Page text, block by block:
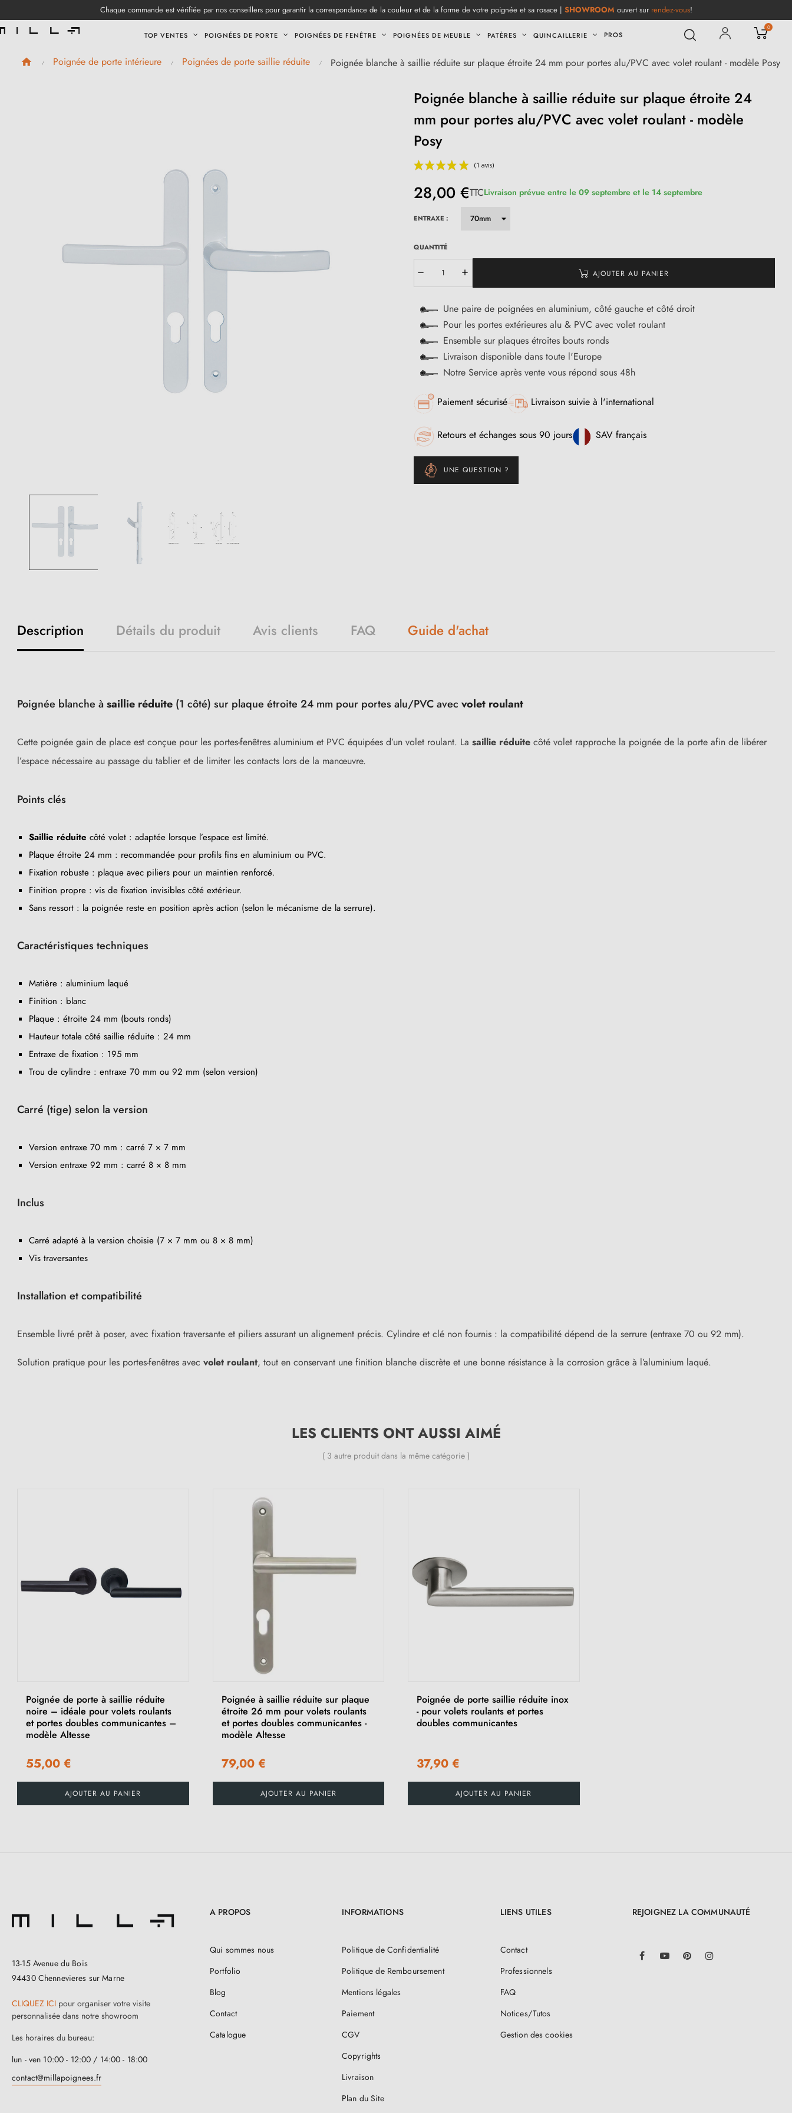
Chaque commande est vérifiée par nos conseillers pour garantir la correspondance de la couleur et de la forme de votre poignée et sa rosace | SHOWROOM ouvert sur rendez-vous!
TOP VENTES POIGNÉES DE PORTE POIGNÉES DE FENÊTRE POIGNÉES DE MEUBLE PATÈRES QUINCAILLERIE PROS
0
Poignée de porte intérieure Poignées de porte saillie réduite Poignée blanche à saillie réduite sur plaque étroite 24 mm pour portes alu/PVC avec volet roulant - modèle Posy
Poignée blanche à saillie réduite sur plaque étroite 24
mm pour portes alu/PVC avec volet roulant - modèle
Posy
(1 avis)
28,00 €TTCLivraison prévue entre le 09 septembre et le 14 septembre
ENTRAXE :
QUANTITÉ
AJOUTER AU PANIER
Une paire de poignées en aluminium, côté gauche et côté droit
Pour les portes extérieures alu & PVC avec volet roulant
Ensemble sur plaques étroites bouts ronds
Livraison disponible dans toute l'Europe
Notre Service après vente vous répond sous 48h
Paiement sécurisé Livraison suivie à l'international
Retours et échanges sous 90 jours SAV français
UNE QUESTION ?
Description Détails du produit Avis clients FAQ Guide d'achat
Poignée blanche àsaillie réduite (1 côté) sur plaque étroite 24 mm pour portes alu/PVC avec volet roulant
Cette poignée gain de place est conçue pour les portes-fenêtres aluminium et PVC équipées d’un volet roulant. La saillie réduite côté volet rapproche la poignée de la porte afin de libérer
l’espace nécessaire au passage du tablier et de limiter les contacts lors de la manœuvre.
Points clés
Saillie réduite côté volet : adaptée lorsque l’espace est limité.
Plaque étroite 24 mm : recommandée pour profils fins en aluminium ou PVC.
Fixation robuste : plaque avec piliers pour un maintien renforcé.
Finition propre : vis de fixation invisibles côté extérieur.
Sans ressort : la poignée reste en position après action (selon le mécanisme de la serrure).
Caractéristiques techniques
Matière : aluminium laqué
Finition : blanc
Plaque : étroite 24 mm (bouts ronds)
Hauteur totale côté saillie réduite : 24 mm
Entraxe de fixation : 195 mm
Trou de cylindre : entraxe 70 mm ou 92 mm (selon version)
Carré (tige) selon la version
Version entraxe 70 mm : carré 7 × 7 mm
Version entraxe 92 mm : carré 8 × 8 mm
Inclus
Carré adapté à la version choisie (7 × 7 mm ou 8 × 8 mm)
Vis traversantes
Installation et compatibilité
Ensemble livré prêt à poser, avec fixation traversante et piliers assurant un alignement précis. Cylindre et clé non fournis : la compatibilité dépend de la serrure (entraxe 70 ou 92 mm).
Solution pratique pour les portes-fenêtres avec volet roulant, tout en conservant une finition blanche discrète et une bonne résistance à la corrosion grâce à l’aluminium laqué.
LES CLIENTS ONT AUSSI AIMÉ
( 3 autre produit dans la même catégorie )
Poignée de porte à saillie réduite
noire – idéale pour volets roulants
et portes doubles communicantes –
modèle Altesse
55,00 €
AJOUTER AU PANIER
Poignée à saillie réduite sur plaque
étroite 26 mm pour volets roulants
et portes doubles communicantes -
modèle Altesse
79,00 €
AJOUTER AU PANIER
Poignée de porte saillie réduite inox
- pour volets roulants et portes
doubles communicantes
37,90 €
AJOUTER AU PANIER
13-15 Avenue du Bois
94430 Chennevieres sur Marne
CLIQUEZ ICI pour organiser votre visite
personnalisée dans notre showroom
Les horaires du bureau:
lun - ven 10:00 - 12:00 / 14:00 - 18:00
contact@millapoignees.fr
A PROPOS
Qui sommes nous
Portfolio
Blog
Contact
Catalogue
INFORMATIONS
Politique de Confidentialité
Politique de Remboursement
Mentions légales
Paiement
CGV
Copyrights
Livraison
Plan du Site
LIENS UTILES
Contact
Professionnels
FAQ
Notices/Tutos
Gestion des cookies
REJOIGNEZ LA COMMUNAUTÉ
FacebookYouTube Pinterest